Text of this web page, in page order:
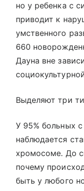
но у ребенка с
приводит к
умственного
660
Дауна вне
Выделяют три
У 95% больных
наблюдается
хромосоме. До
почему
быть у любого